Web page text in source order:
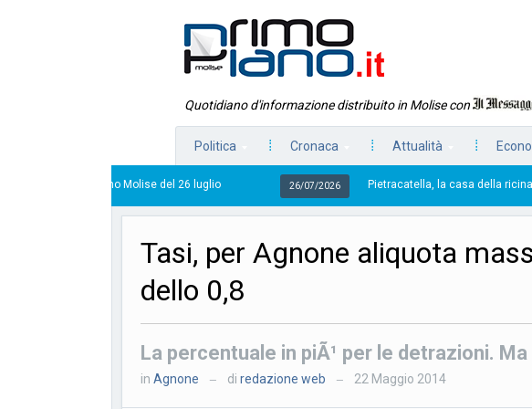
Quotidiano d'informazione distribuito in Molise con
Politica Cronaca Attualità
Molise del 26 luglio 26/07/2026 Pietracatella, la casa della ricina e quella culla
Tasi, per Agnone aliquota
dello 0,8
La percentuale in piÃ¹ per le detrazioni.
in Agnone — di redazione web — 22 Maggio 2014